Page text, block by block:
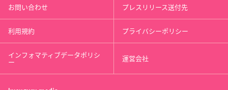
お問い合わせ プレスリリース送付先
利用規約 プライバシーポリシー
インフォマティブデータポリシ
ー 運営会社